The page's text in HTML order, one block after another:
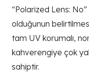
“Polarized Lens:
olduğunun
tam UV korumalı,
kahverengiye çok
sahiptir.